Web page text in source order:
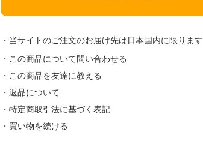
・当サイトのご注文のお届け先は日本国内に限ります
・この商品について問い合わせる
・この商品を友達に教える
・返品について
・特定商取引法に基づく表記
・買い物を続ける